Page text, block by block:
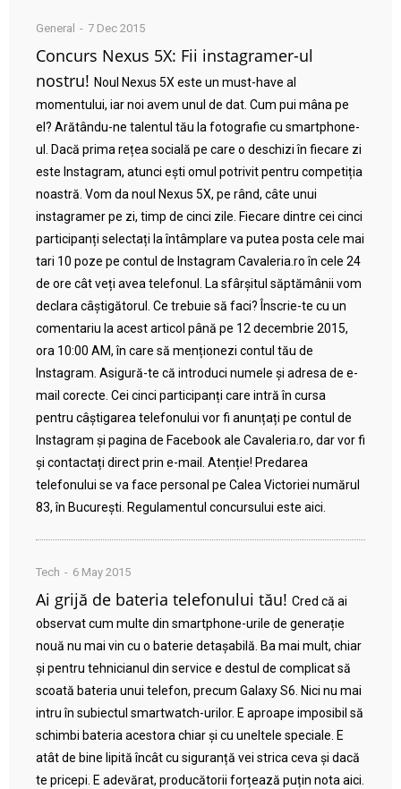
General 7 Dec 2015
Concurs Nexus 5X: Fii instagramer-ul
nostru! Noul Nexus 5X este un must-have al
momentului, iar noi avem unul de dat. Cum pui mâna pe
el? Arătându-ne talentul tău la fotografie cu smartphone-
ul. Dacă prima rețea socială pe care o deschizi în fiecare zi
este Instagram, atunci ești omul potrivit pentru competiția
noastră. Vom da noul Nexus 5X, pe rând, câte unui
instagramer pe zi, timp de cinci zile. Fiecare dintre cei cinci
participanți selectați la întâmplare va putea posta cele mai
tari 10 poze pe contul de Instagram Cavaleria.ro în cele 24
de ore cât veți avea telefonul. La sfârșitul săptămânii vom
declara câștigătorul. Ce trebuie să faci? Înscrie-te cu un
comentariu la acest articol până pe 12 decembrie 2015,
ora 10:00 AM, în care să menționezi contul tău de
Instagram. Asigură-te că introduci numele și adresa de e-
mail corecte. Cei cinci participanți care intră în cursa
pentru câștigarea telefonului vor fi anunțați pe contul de
Instagram și pagina de Facebook ale Cavaleria.ro, dar vor fi
și contactați direct prin e-mail. Atenție! Predarea
telefonului se va face personal pe Calea Victoriei numărul
83, în București. Regulamentul concursului este aici.
Tech 6 May 2015
Ai grijă de bateria telefonului tău! Cred că ai
observat cum multe din smartphone-urile de generație
nouă nu mai vin cu o baterie detașabilă. Ba mai mult, chiar
și pentru tehnicianul din service e destul de complicat să
scoată bateria unui telefon, precum Galaxy S6. Nici nu mai
intru în subiectul smartwatch-urilor. E aproape imposibil să
schimbi bateria acestora chiar și cu uneltele speciale. E
atât de bine lipită încât cu siguranță vei strica ceva și dacă
te pricepi. E adevărat, producătorii forțează puțin nota aici.